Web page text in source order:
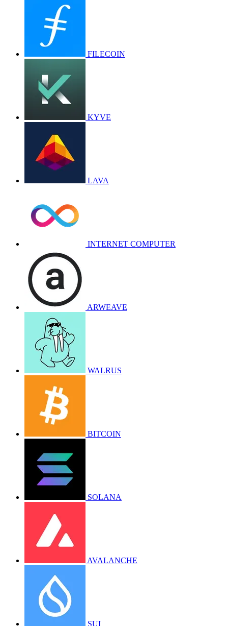
FILECOIN
KYVE
LAVA
INTERNET COMPUTER
ARWEAVE
WALRUS
BITCOIN
SOLANA
AVALANCHE
SUI